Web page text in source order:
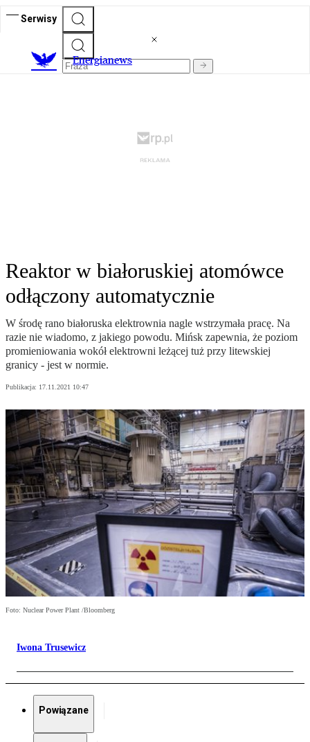
Serwisy
Energianews
Reaktor w białoruskiej atomówce
odłączony automatycznie
W środę rano białoruska elektrownia nagle wstrzymała pracę. Na
razie nie wiadomo, z jakiego powodu. Mińsk zapewnia, że poziom
promieniowania wokół elektrowni leżącej tuż przy litewskiej
granicy - jest w normie.
Publikacja: 17.11.2021 10:47
Foto: Nuclear Power Plant /Bloomberg
Iwona Trusewicz
Powiązane